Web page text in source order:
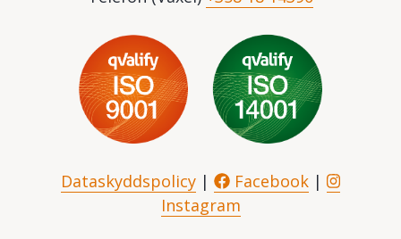
Dataskyddspolicy| Facebook|
Instagram